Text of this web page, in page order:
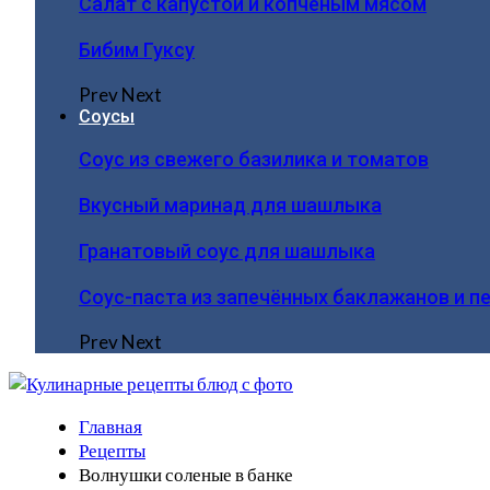
Бибим Гуксу
PrevNext
Соусы
Соус из свежего базилика и томатов
Вкусный маринад для шашлыка
Гранатовый соус для шашлыка
Соус-паста из запечённых баклажанов и
PrevNext
Главная
Рецепты
Волнушки соленые в банке